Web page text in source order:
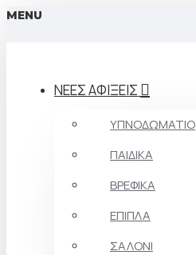
MENU
ΝΕΕΣ ΑΦΙΞΕΙΣ
ΥΠΝΟΔΩΜΑΤΙΟ
ΠΑΙΔΙΚΑ
ΒΡΕΦΙΚΑ
ΕΠΙΠΛΑ
ΣΑΛΟΝΙ